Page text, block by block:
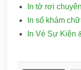
In tờ rơi
In sổ khám
In Vé Sự Kiện